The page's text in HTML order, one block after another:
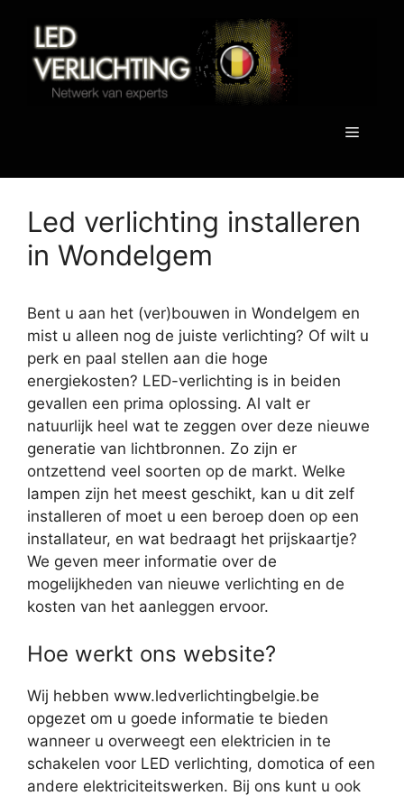
inhoud
Menu
Led verlichting installeren
in Wondelgem
Bent u aan het (ver)bouwen in Wondelgem en
mist u alleen nog de juiste verlichting? Of wilt u
perk en paal stellen aan die hoge
energiekosten? LED-verlichting is in beiden
gevallen een prima oplossing. Al valt er
natuurlijk heel wat te zeggen over deze nieuwe
generatie van lichtbronnen. Zo zijn er
ontzettend veel soorten op de markt. Welke
lampen zijn het meest geschikt, kan u dit zelf
installeren of moet u een beroep doen op een
installateur, en wat bedraagt het prijskaartje?
We geven meer informatie over de
mogelijkheden van nieuwe verlichting en de
kosten van het aanleggen ervoor.
Hoe werkt ons website?
Wij hebben www.ledverlichtingbelgie.be
opgezet om u goede informatie te bieden
wanneer u overweegt een elektricien in te
schakelen voor LED verlichting, domotica of een
andere elektriciteitswerken. Bij ons kunt u ook